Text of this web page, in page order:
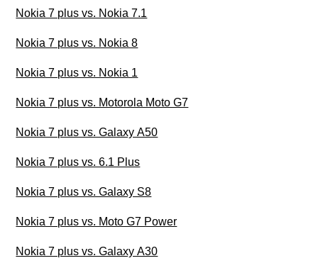
Nokia 7 plus vs. Nokia 7.1
Nokia 7 plus vs. Nokia 8
Nokia 7 plus vs. Nokia 1
Nokia 7 plus vs. Motorola Moto G7
Nokia 7 plus vs. Galaxy A50
Nokia 7 plus vs. 6.1 Plus
Nokia 7 plus vs. Galaxy S8
Nokia 7 plus vs. Moto G7 Power
Nokia 7 plus vs. Galaxy A30